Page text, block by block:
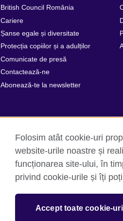
British Council România
Cariere
Șanse egale și diversitate
Protecția copiilor și a adulților
Comunicate de presă
Contactează-ne
Abonează-te la newsletter
British Council Global
SC037733 (Scotland).
Folosim atât cookie-uri
website-urile noastre și
funcționarea site-ului, în
privind cookie-urile și îți
Accept toate cookie-